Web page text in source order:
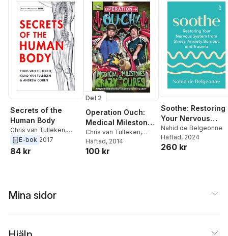
Secrets of the
Human Body
Chris van Tulleken,
Xand van Tulleken
Andrew Cohen
E-bok 2017
84 kr
Del 2
Operation Ouch:
Medical Milestones
and Crazy Cures
Chris van Tulleken,
Xand van Tulleken
Häftad, 2014
100 kr
Soothe: Restoring
Your Nervous
System from
Stress, Anxiety,
Burnout, and
Nahid de Belgeonne
Häftad, 2024
260 kr
Mina sidor